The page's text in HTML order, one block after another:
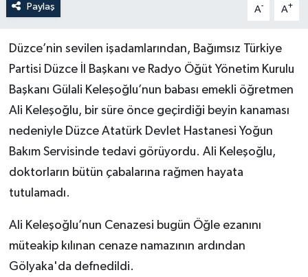
Paylaş A- A+
Düzce’nin sevilen işadamlarından, Bağımsız Türkiye
Partisi Düzce İl Başkanı ve Radyo Öğüt Yönetim Kurulu
Başkanı Gülali Keleşoğlu’nun babası emekli öğretmen
Ali Keleşoğlu, bir süre önce geçirdiği beyin kanaması
nedeniyle Düzce Atatürk Devlet Hastanesi Yoğun
Bakım Servisinde tedavi görüyordu. Ali Keleşoğlu,
doktorların bütün çabalarına rağmen hayata
tutulamadı.
Ali Keleşoğlu’nun Cenazesi bugün Öğle ezanını
müteakip kılınan cenaze namazının ardından
Gölyaka'da defnedildi.